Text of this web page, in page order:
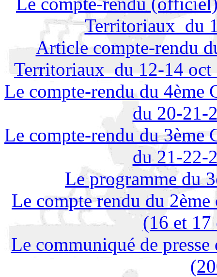
Territoriaux du
Article compte-rendu
Territoriaux du 12-14
Le compte-rendu du 4ème
du 20-21-
Le compte-rendu du 3ème
du 21-22-
Le programme du
Le compte rendu du
(16 et
Le communiqué de